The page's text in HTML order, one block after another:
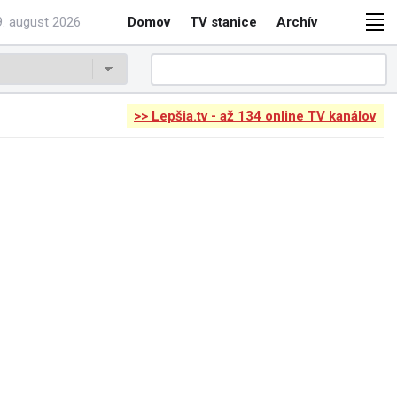
august 2026 Domov TV stanice Archív
>> Lepšia.tv - až 134 online TV kanálov